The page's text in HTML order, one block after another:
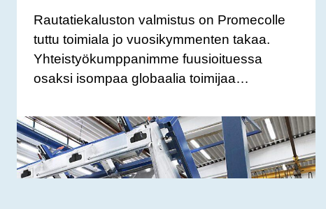
Rautatiekaluston valmistus on Promecolle
tuttu toimiala jo vuosikymmenten takaa.
Yhteistyökumppanimme fuusioituessa
osaksi isompaa globaalia toimijaa…